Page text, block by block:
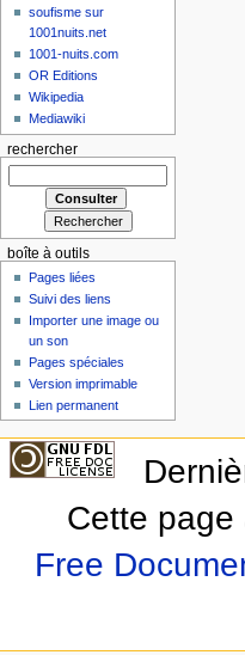
soufisme sur
1001nuits.net
1001-nuits.com
OR Editions
Wikipedia
Mediawiki
rechercher
boîte à outils
Pages liées
Suivi des liens
Importer une image ou
un son
Pages spéciales
Version imprimable
Lien permanent
Cette page
Free